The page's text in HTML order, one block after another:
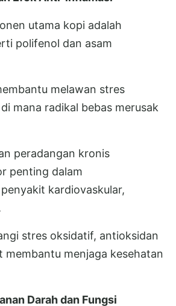
utama kopi adalah
polifenol dan asam
melawan stres
mana radikal bebas merusak
peradangan kronis
penting dalam
kardiovaskular,
stres oksidatif, antioksidan
membantu menjaga kesehatan
Darah dan Fungsi